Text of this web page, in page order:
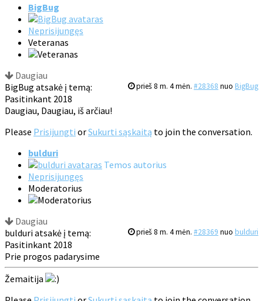
BigBug
Neprisijungęs
Veteranas
Daugiau
prieš 8 m. 4 mėn. #28368 nuo BigBug
BigBug atsakė į temą:
Pasitinkant 2018
Daugiau, Daugiau, iš arčiau!
Please Prisijungti orSukurti sąskaitą to join the conversation.
bulduri
Temos autorius
Neprisijungęs
Moderatorius
Daugiau
prieš 8 m. 4 mėn. #28369 nuo bulduri
bulduri atsakė į temą:
Pasitinkant 2018
Prie progos padarysime
Žemaitija